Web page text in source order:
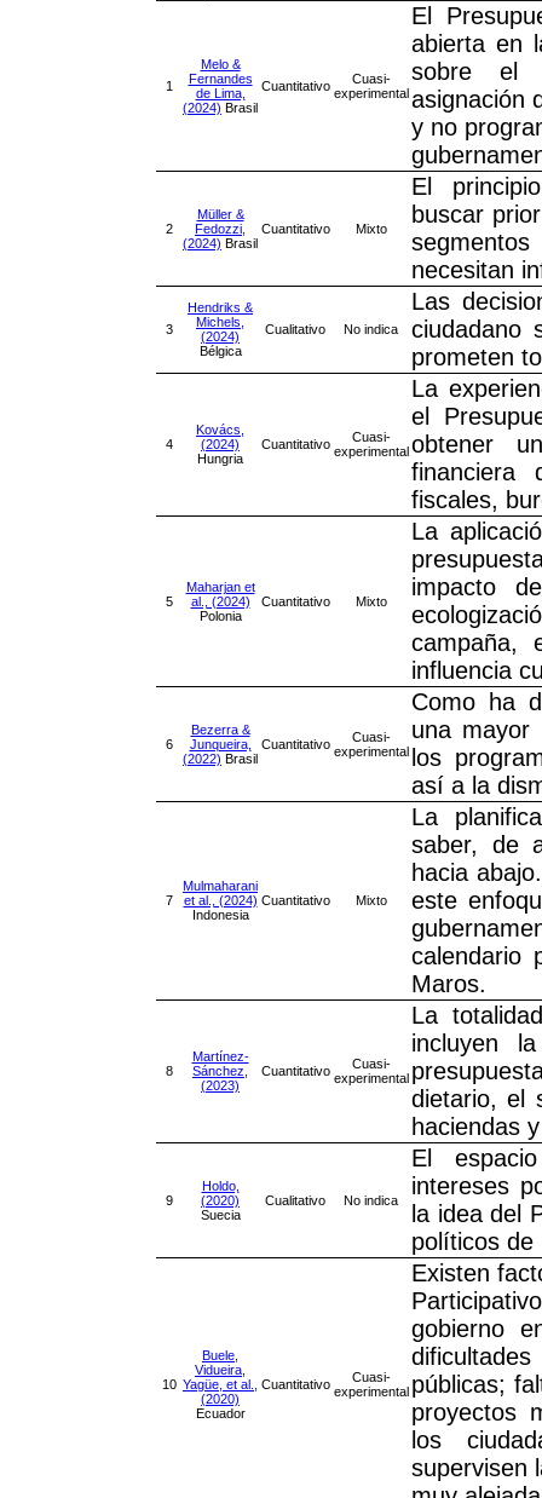
1
Melo &
Fernandes
de Lima,
(2024) Brasil
Cuantitativo
Cuasi-
experimental
El
abierta en
sobre el
asignación
y no
2
Müller &
Fedozzi,
(2024) Brasil
Cuantitativo Mixto
El
buscar
necesitan
3
Hendriks &
Michels,
(2024)
Bélgica
Cualitativo No indica
Las
ciudadano
prometen
4
Kovács,
(2024)
Hungria
Cuantitativo
Cuasi-
experimental
La
el
obtener
financiera
fiscales,
5
Maharjan et
al., (2024)
Polonia
Cuantitativo Mixto
La
impacto
campaña,
influencia
6
Bezerra &
Junqueira,
(2022) Brasil
Cuantitativo
Cuasi-
experimental
Como ha
una mayor
los
así a la
7
Mulmaharani
et al., (2024)
Indonesia
Cuantitativo Mixto
La
saber, de
hacia
este
calendario
Maros.
8
Martínez-
Sánchez,
(2023)
Cuantitativo
Cuasi-
experimental
La
incluyen
dietario, el
haciendas
9
Holdo,
(2020)
Suecia
Cualitativo No indica
El
intereses
la idea del
políticos de
10
Buele,
Vidueira,
Yagüe, et al.,
(2020)
Ecuador
Cuantitativo
Cuasi-
experimental
Existen
gobierno
públicas;
proyectos
los
supervisen